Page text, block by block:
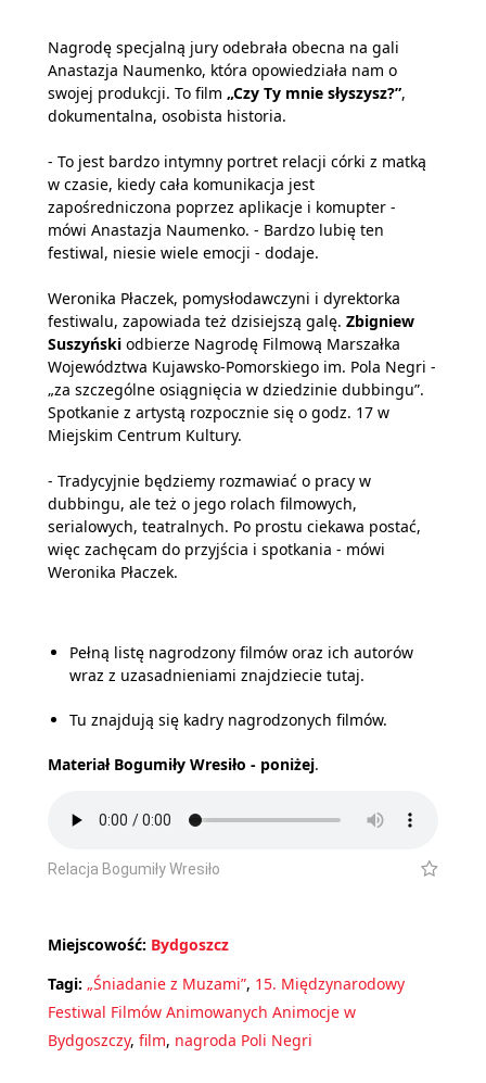
Nagrodę specjalną jury odebrała obecna na gali
Anastazja Naumenko, która opowiedziała nam o
swojej produkcji. To film „Czy Ty mnie słyszysz?”,
dokumentalna, osobista historia.
- To jest bardzo intymny portret relacji córki z matką
w czasie, kiedy cała komunikacja jest
zapośredniczona poprzez aplikacje i komupter -
mówi Anastazja Naumenko. - Bardzo lubię ten
festiwal, niesie wiele emocji - dodaje.
Weronika Płaczek, pomysłodawczyni i dyrektorka
festiwalu, zapowiada też dzisiejszą galę. Zbigniew
Suszyński odbierze Nagrodę Filmową Marszałka
Województwa Kujawsko-Pomorskiego im. Pola Negri -
„za szczególne osiągnięcia w dziedzinie dubbingu”.
Spotkanie z artystą rozpocznie się o godz. 17 w
Miejskim Centrum Kultury.
- Tradycyjnie będziemy rozmawiać o pracy w
dubbingu, ale też o jego rolach filmowych,
serialowych, teatralnych. Po prostu ciekawa postać,
więc zachęcam do przyjścia i spotkania - mówi
Weronika Płaczek.
Pełną listę nagrodzony filmów oraz ich autorów
wraz z uzasadnieniami znajdziecie tutaj.
Tu znajdują się kadry nagrodzonych filmów.
Materiał Bogumiły Wresiło - poniżej.
Relacja Bogumiły Wresiło
Miejscowość: Bydgoszcz
Tagi: „Śniadanie z Muzami”, 15. Międzynarodowy
Festiwal Filmów Animowanych Animocje w
Bydgoszczy, film, nagroda Poli Negri